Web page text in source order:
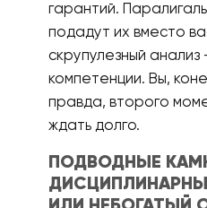
гарантий.
подадут их вместо
скрупулезный анализ
компетенции. Вы,
правда, второго
ждать долго.
ПОДВОДНЫЕ